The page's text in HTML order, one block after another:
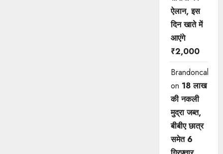
ऐलान, इस
दिन खाते में
आएंगे
₹2,000
Brandoncah
on 18 लाख
की नकली
मुद्रा जब्त,
बीबीए छात्र
समेत 6